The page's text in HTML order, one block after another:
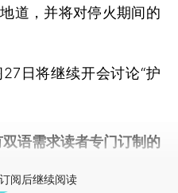
道，并将对停火期间的
日将继续开会讨论“护
语需求读者专门订制的
阅后继续阅读